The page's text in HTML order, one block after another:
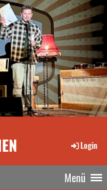
Login
Menü